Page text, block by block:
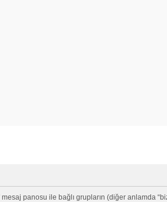
panosu ile bağlı grupların (diğer anlamda